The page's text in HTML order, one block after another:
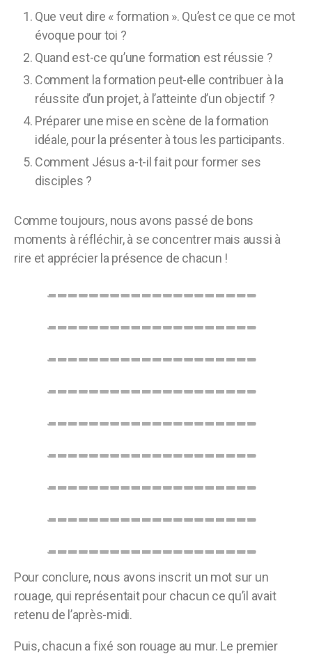
Que veut dire « formation ». Qu’est ce que ce mot
évoque pour toi ?
Quand est-ce qu’une formation est réussie ?
Comment la formation peut-elle contribuer à la
réussite d’un projet, à l’atteinte d’un objectif ?
Préparer une mise en scène de la formation
idéale, pour la présenter à tous les participants.
Comment Jésus a-t-il fait pour former ses
disciples ?
Comme toujours, nous avons passé de bons
moments à réfléchir, à se concentrer mais aussi à
rire et apprécier la présence de chacun !
Pour conclure, nous avons inscrit un mot sur un
rouage, qui représentait pour chacun ce qu’il avait
retenu de l’après-midi.
Puis, chacun a fixé son rouage au mur. Le premier